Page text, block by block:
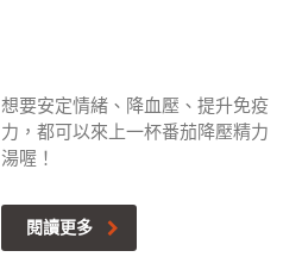
想要安定情緒、降血壓、提升免疫
力，都可以來上一杯番茄降壓精力
湯喔！
閱讀更多